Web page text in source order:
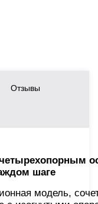
Отзывы
шаге
модель,